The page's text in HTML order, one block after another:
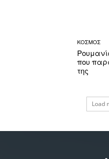
ΚΟΣΜΟΣ
που
της
Load